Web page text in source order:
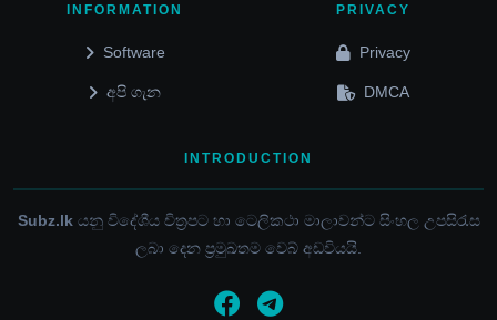
INFORMATION
Software
අපි ගැන
PRIVACY
Privacy
DMCA
INTRODUCTION
Subz.lk යනු විදේශීය චිත්‍රපට හා ටෙලිකථා මාලාවන්ට සිංහල උපසිරැස
ලබා දෙන ප්‍රමුඛතම වෙබ් අඩවියයි.